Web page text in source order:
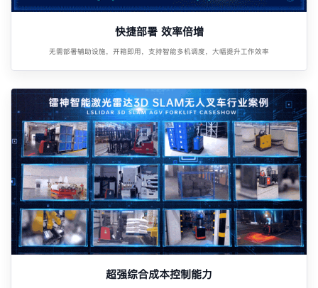
快捷部署 效率倍增
无需部署辅助设施，开箱即用，支持智能多机调度，大幅提升工作效率
超强综合成本控制能力